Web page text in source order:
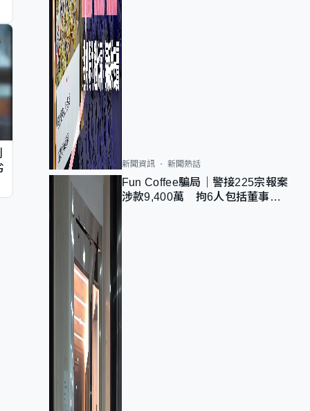
新聞資訊 新聞熱話
Fun Coffee騙局｜警接225宗報案
涉款9,400萬 拘6人包括董事股